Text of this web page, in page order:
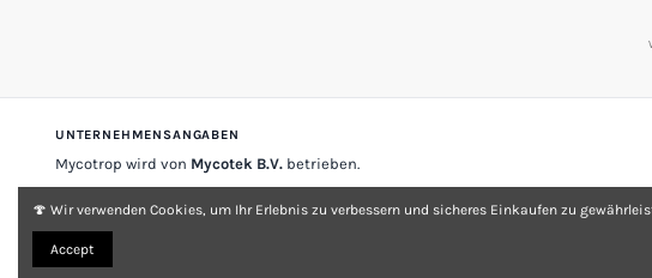
UNTERNEHMENSANGABEN
Mycotrop wird von Mycotek B.V. betrieben.
Über Mycotrop
🍄 Wir verwenden Cookies, um Ihr Erlebnis zu verbessern und sicheres Einkaufen zu
Accept